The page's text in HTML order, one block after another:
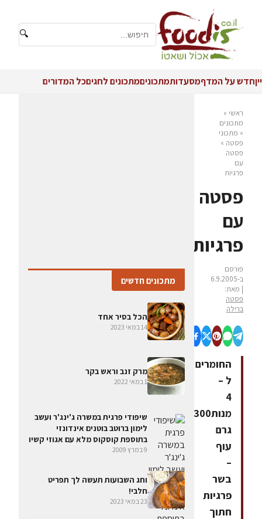
🔍
ייןחדש על המדףמסעדותמתכוניםמתכונים לחגיםכל המדורים
ראשי »
מתכונים
» מתכוני
פסטה »
פסטה
עם
פרגיות
פסטה
עם
פרגיות
פורסם
ב-6.9.2005
| מאת:
פסטה
ברילה
החומרים
ל –
4
מנות300
גרם
עוף
–
בשר
פרגיות
חתוך
מתכונים חדשים
הכל בסיר אחד
14 במאי 2023
מרק זנב וראש בקר
1 במאי 2022
שיפודי פרגית במשרה ג'ינג'ר ועשב
לימון ברוטב בוטנים אינדונזי
בתוספת קוסקוס מלא עם אגוזי קשיו
9 במרץ 2009
וחג השבועות תעשה לך תפריט
חלבי!
23 במאי 2023